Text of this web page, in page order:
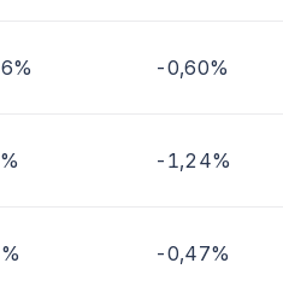
-0,60%
-1,24%
-0,47%